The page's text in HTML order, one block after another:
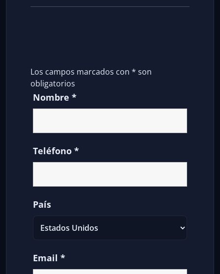
Los campos marcados con * son
obligatorios
Nombre *
Teléfono *
País
Email *